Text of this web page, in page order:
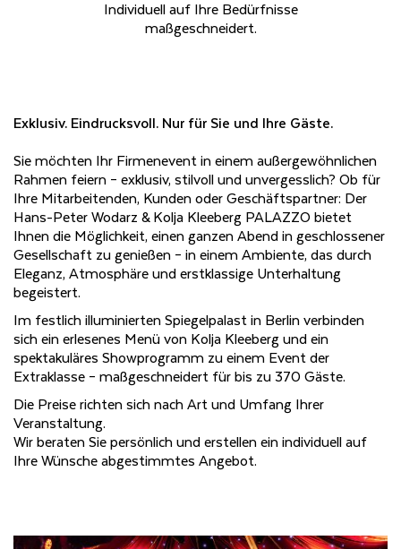
Individuell auf Ihre Bedürfnisse
maßgeschneidert.
Exklusiv. Eindrucksvoll. Nur für Sie und Ihre Gäste.
Sie möchten Ihr Firmenevent in einem außergewöhnlichen
Rahmen feiern – exklusiv, stilvoll und unvergesslich? Ob für
Ihre Mitarbeitenden, Kunden oder Geschäftspartner: Der
Hans-Peter Wodarz & Kolja Kleeberg PALAZZO bietet
Ihnen die Möglichkeit, einen ganzen Abend in geschlossener
Gesellschaft zu genießen – in einem Ambiente, das durch
Eleganz, Atmosphäre und erstklassige Unterhaltung
begeistert.
Im festlich illuminierten Spiegelpalast in Berlin verbinden
sich ein erlesenes Menü von Kolja Kleeberg und ein
spektakuläres Showprogramm zu einem Event der
Extraklasse – maßgeschneidert für bis zu 370 Gäste.
Die Preise richten sich nach Art und Umfang Ihrer
Veranstaltung.
Wir beraten Sie persönlich und erstellen ein individuell auf
Ihre Wünsche abgestimmtes Angebot.